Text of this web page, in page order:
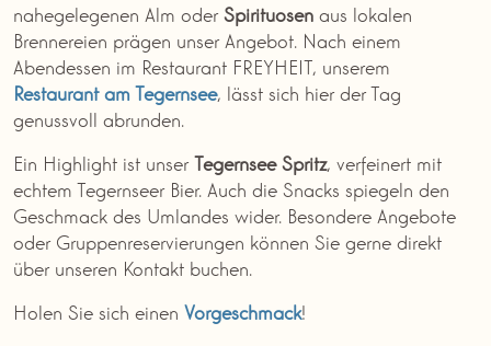
nahegelegenen Alm oderSpirituosen aus lokalen
Brennereien prägen unser Angebot. Nach einem
Abendessen im Restaurant FREYHEIT, unserem
Restaurant am Tegernsee, lässt sich hier der Tag
genussvoll abrunden.
Ein Highlight ist unserTegernsee Spritz, verfeinert mit
echtem Tegernseer Bier. Auch die Snacks spiegeln den
Geschmack des Umlandes wider. Besondere Angebote
oder Gruppenreservierungen können Sie gerne direkt
über unseren Kontakt buchen.
Holen Sie sich einen Vorgeschmack!